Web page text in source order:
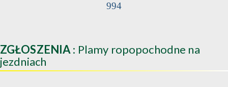
994
ZGŁOSZENIA : Plamy ropopochodne na
jezdniach